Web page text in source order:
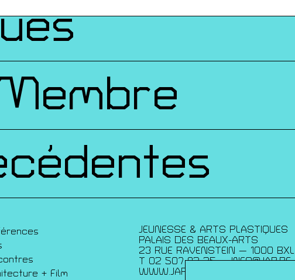
+ Film
JEUNESSE & ARTS PLASTIQUES
PALAIS DES BEAUX-ARTS
23 RUE RAVENSTEIN — 1000 BXL
T 02 507 82 25 —INFO@JAP.BE
WWW.JAP.BE